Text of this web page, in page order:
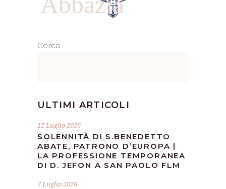
Cerca
ULTIMI ARTICOLI
12 Luglio 2026
SOLENNITÀ DI S.BENEDETTO
ABATE, PATRONO D’EUROPA |
LA PROFESSIONE TEMPORANEA
DI D. JEFON A SAN PAOLO FLM
7 Luglio 2026